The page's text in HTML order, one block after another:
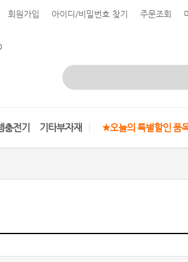
회원가입 아이디/비밀번호 찾기 주문조회
충전기 기타부자재 ★오늘의 특별할인 품